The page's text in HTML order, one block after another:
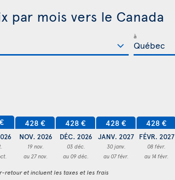
par mois vers le Canada
à
428 €
NOV. 2026
19 nov.
au 27 nov.
428 €
DÉC. 2026
03 déc.
au 09 déc.
428 €
JANV. 2027
30 janv.
au 07 févr.
428 €
FÉVR. 2027
08 févr.
au 14 févr.
retour et incluent les taxes et les frais